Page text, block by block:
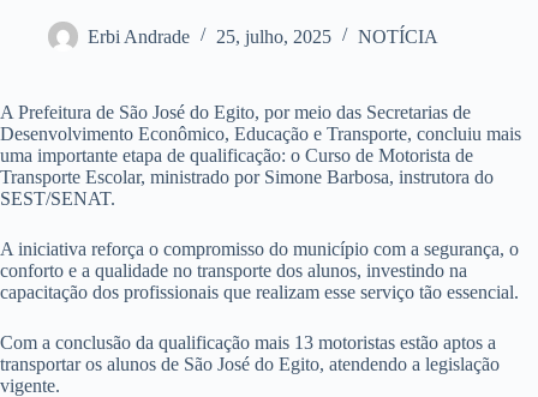
Erbi Andrade 25, julho, 2025 NOTÍCIA
A Prefeitura de São José do Egito, por meio das Secretarias de
Desenvolvimento Econômico, Educação e Transporte, concluiu mais
uma importante etapa de qualificação: o Curso de Motorista de
Transporte Escolar, ministrado por Simone Barbosa, instrutora do
SEST/SENAT.
A iniciativa reforça o compromisso do município com a segurança, o
conforto e a qualidade no transporte dos alunos, investindo na
capacitação dos profissionais que realizam esse serviço tão essencial.
Com a conclusão da qualificação mais 13 motoristas estão aptos a
transportar os alunos de São José do Egito, atendendo a legislação
vigente.